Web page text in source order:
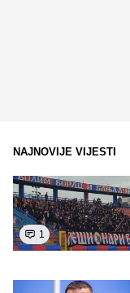
NAJNOVIJE VIJESTI
1